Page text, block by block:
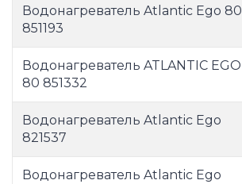
Водонагреватель Atlantic Ego 80
851193
Водонагреватель ATLANTIC EGO
80 851332
Водонагреватель Atlantic Ego
821537
Водонагреватель Atlantic Ego